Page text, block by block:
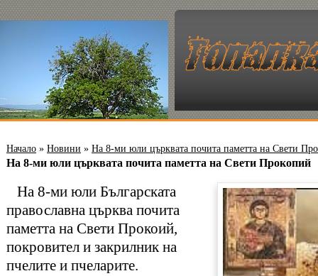
Начало » Новини » На 8-ми юли църквата почита паметта на Свети
На 8-ми юли църквата почита паметта на Свети Прокопий
На 8-ми юли Българската
православна църква почита
паметта на Свети Прокоий,
покровител и закрилник на
пчелите и пчеларите.